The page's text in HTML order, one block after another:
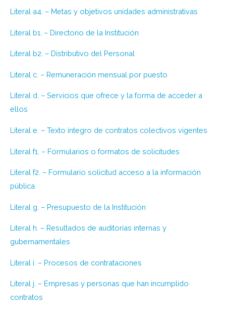
Literal a4. – Metas y objetivos unidades administrativas
Literal b1. – Directorio de la Institución
Literal b2. – Distributivo del Personal
Literal c. – Remuneración mensual por puesto
Literal d. – Servicios que ofrece y la forma de acceder a
ellos
Literal e. – Texto íntegro de contratos colectivos vigentes
Literal f1. – Formularios o formatos de solicitudes
Literal f2. – Formulario solicitud acceso a la información
pública
Literal g. – Presupuesto de la Institución
Literal h. – Resultados de auditorías internas y
gubernamentales
Literal i. – Procesos de contrataciones
Literal j. – Empresas y personas que han incumplido
contratos